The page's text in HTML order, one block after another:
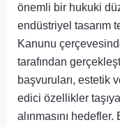
önemli bir hukuki
endüstriyel tasarım
Kanunu
tarafından
başvuruları, estetik
edici özellikler
alınmasını